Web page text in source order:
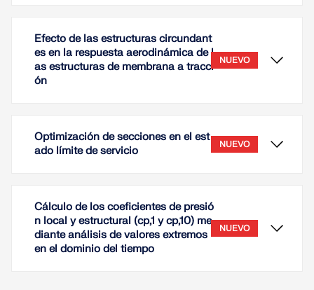
Efecto de las estructuras circundant
es en la respuesta aerodinámica de l
as estructuras de membrana a tracci
ón
NUEVO
El rendimiento aerodinámico de las estructuras de
Optimización de secciones en el est
ado límite de servicio
NUEVO
Cálculo de los coeficientes de presió
n local y estructural (cp,1 y cp,10) me
diante análisis de valores extremos
en el dominio del tiempo
NUEVO